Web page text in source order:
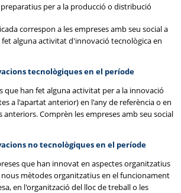
per a la producció o distribució
correspon a les empreses amb seu social a
alguna activitat d'innovació tecnològica en
tecnològiques en el període
que han fet alguna activitat per a la innovació
a l'apartat anterior) en l'any de referència o en
anteriors. Comprèn les empreses amb seu social
no tecnològiques en el període
que han innovat en aspectes organitzatius
mètodes organitzatius en el funcionament
en l'organització del lloc de treball o les